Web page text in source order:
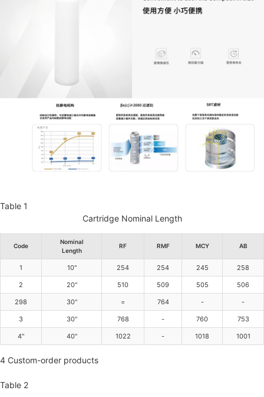
Table 1
Cartridge Nominal Length
Code
Nominal
Length
RF RMF MCY AB
1 10" 254 254 245 258
2 20" 510 509 505 506
298 30" = 764 - -
3 30" 768 - 760 753
4" 40" 1022 - 1018 1001
4 Custom-order products
Table 2